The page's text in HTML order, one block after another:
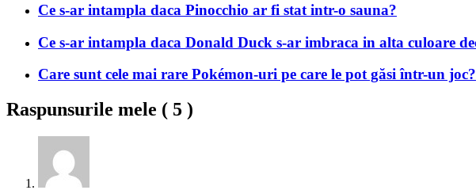
Ce s-ar intampla daca Pinocchio ar fi stat intr-o sauna?
Ce s-ar intampla daca Donald Duck s-ar imbraca in alta culoare
Care sunt cele mai rare Pokémon-uri pe care le pot găsi într-un joc?
Raspunsurile mele ( 5 )